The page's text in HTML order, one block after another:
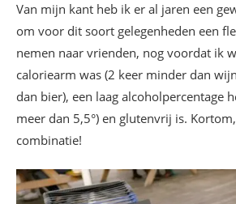
Van mijn kant heb ik er al jaren een
om voor dit soort gelegenheden een
nemen naar vrienden, nog voordat ik
caloriearm was (2 keer minder dan
dan bier), een laag alcoholpercentage
meer dan 5,5°) en glutenvrij is.
combinatie!